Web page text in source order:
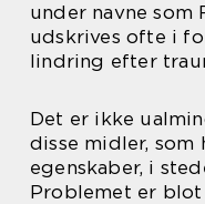
under navne som
udskrives ofte i
lindring efter
Det er ikke
disse midler, som
egenskaber, i
Problemet er